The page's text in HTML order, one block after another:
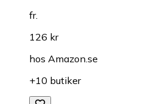
fr.
126 kr
hos Amazon.se
+10 butiker